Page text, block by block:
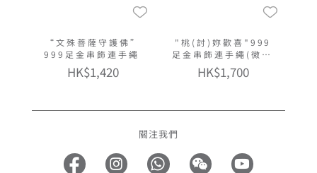
“文殊菩薩守護佛”
999足金串飾連手繩
HK$1,420
"桃(討)妳歡喜"999
足金串飾連手繩(微硬
金工藝)
HK$1,700
關注我們